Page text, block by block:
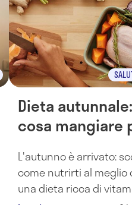
Dieta autunnale:
cosa mangiare
immunitarie
L'autunno è arrivato:
come nutrirti al meglio
una dieta ricca di